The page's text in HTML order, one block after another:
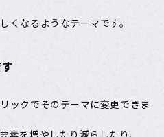
くなるようなテーマです。
ックでそのテーマに変更できま
素を増やしたり減らしたり、